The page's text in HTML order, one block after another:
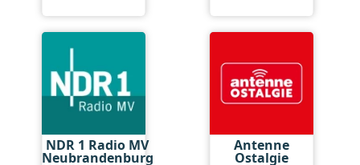
NDR 1 Radio MV
Neubrandenburg
Antenne
Ostalgie